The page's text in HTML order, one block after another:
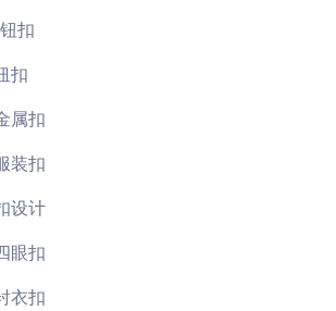
扣
扣
属扣
装扣
设计
眼扣
衣扣